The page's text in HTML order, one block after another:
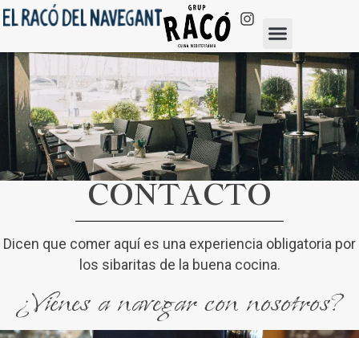
CONTACTO
Dicen que comer aquí es una experiencia obligatoria por
los sibaritas de la buena cocina.
¿Vienes a navegar con nosotros?